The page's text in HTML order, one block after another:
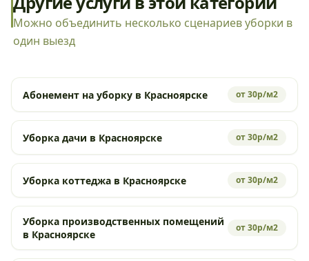
Можно объединить несколько сценариев уборки в
один выезд
Абонемент на уборку в Красноярске от 30р/м2
Уборка дачи в Красноярске от 30р/м2
Уборка коттеджа в Красноярске от 30р/м2
Уборка производственных помещений
в Красноярске
от 30р/м2